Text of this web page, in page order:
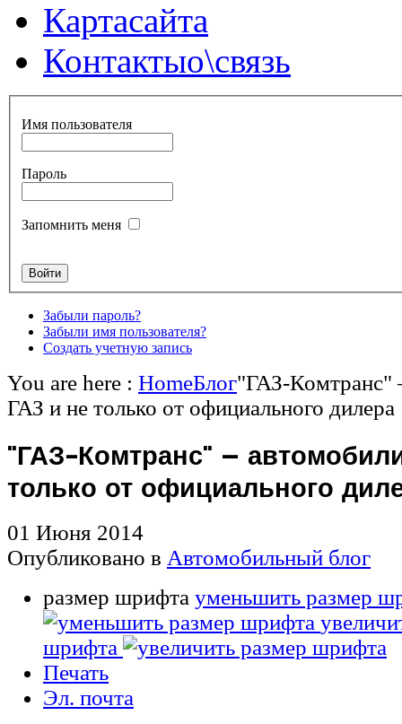
Картасайта
Контактыо\связь
Имя пользователя
Пароль
Запомнить меня
Забыли пароль?
Забыли имя пользователя?
Создать учетную запись
You are here : HomeБлог"ГАЗ-Комтранс"
ГАЗ и не только от официального дилера
"ГАЗ-Комтранс" –
только от официального
01 Июня 2014
Опубликовано в Автомобильный блог
размер шрифта уменьшить размер
шрифта
Печать
Эл. почта